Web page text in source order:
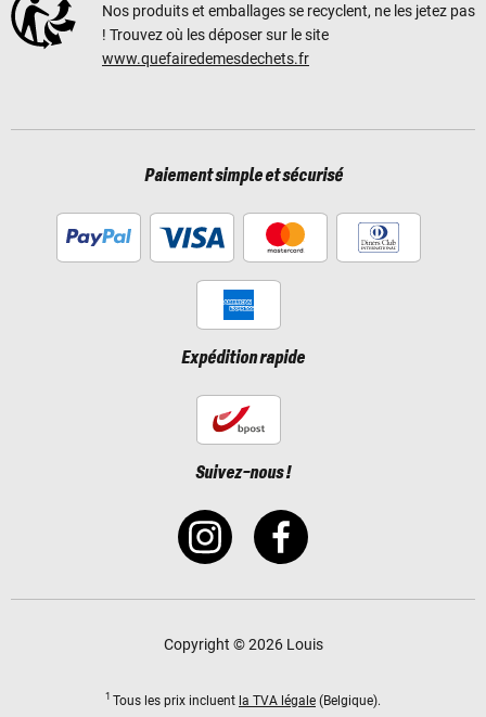
Nos produits et emballages se recyclent, ne les jetez pas
! Trouvez où les déposer sur le site
www.quefairedemesdechets.fr
Paiement simple et sécurisé
Expédition rapide
Suivez-nous !
Copyright © 2026 Louis
1 Tous les prix incluent la TVA légale (Belgique).